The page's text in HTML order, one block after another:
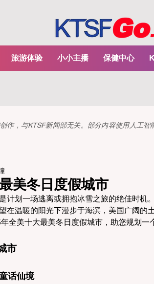
旅游体验 小小主播 保健中心
作，与KTSF新闻部无关。部分内容使用人工
美冬日度假城市
计划一场逃离或拥抱冰雪之旅的绝佳时机
在温暖的阳光下漫步于海滨，美国广阔的
全美十大最美冬日度假城市，助您规划一
市
话仙境